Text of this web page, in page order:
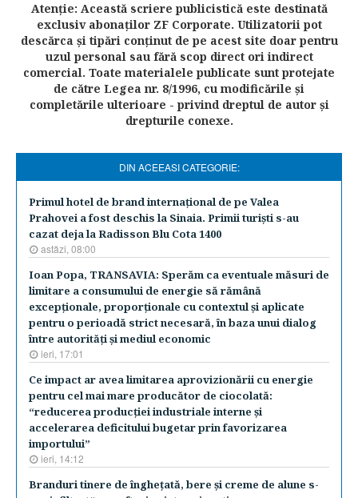
Atenţie: Această scriere publicistică este destinată
exclusiv abonaţilor ZF Corporate. Utilizatorii pot
descărca şi tipări conţinut de pe acest site doar pentru
uzul personal sau fără scop direct ori indirect
comercial. Toate materialele publicate sunt protejate
de către Legea nr. 8/1996, cu modificările şi
completările ulterioare - privind dreptul de autor şi
drepturile conexe.
DIN ACEEASI CATEGORIE:
​Primul hotel de brand internaţional de pe Valea
Prahovei a fost deschis la Sinaia. Primii turişti s-au
cazat deja la Radisson Blu Cota 1400
astăzi, 08:00
Ioan Popa, TRANSAVIA: Sperăm ca eventuale măsuri de
limitare a consumului de energie să rămână
excepţionale, proporţionale cu contextul şi aplicate
pentru o perioadă strict necesară, în baza unui dialog
între autorităţi şi mediul economic
ieri, 17:01
Ce impact ar avea limitarea aprovizionării cu energie
pentru cel mai mare producător de ciocolată:
“reducerea producţiei industriale interne şi
accelerarea deficitului bugetar prin favorizarea
importului”
ieri, 14:12
Branduri tinere de îngheţată, bere şi creme de alune s-